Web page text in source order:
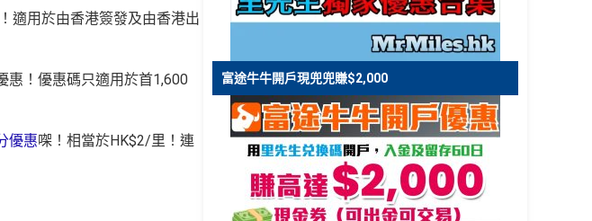
！適用於由香港簽發及由香港出
惠！優惠碼只適用於首1,600
優惠㗎！相當於HK$2/里！連
富途牛牛開戶現兜兜賺$2,000